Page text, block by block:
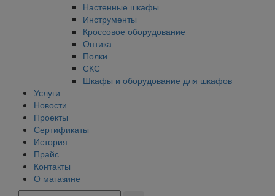
Настенные шкафы
Инструменты
Кроссовое оборудование
Оптика
Полки
СКС
Шкафы и оборудование для шкафов
Услуги
Новости
Проекты
Сертификаты
История
Прайс
Контакты
О магазине